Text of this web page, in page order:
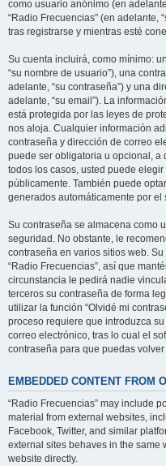
como usuario anónimo (en
“Radio Frecuencias” (en adelante,
tras registrarse y mientras esté
Su cuenta incluirá, como mínimo:
“su nombre de usuario”), una
adelante, “su contraseña”) y una
adelante, “su email”). La
está protegida por las leyes de
nos aloja. Cualquier información
contraseña y dirección de correo
puede ser obligatoria u opcional, a
todos los casos, usted puede
públicamente. También puede
generados automáticamente por el
Su contraseña se almacena como
seguridad. No obstante, le
contraseña en varios sitios web.
“Radio Frecuencias”, así que
circunstancia le pedirá nadie
terceros su contraseña de forma
utilizar la función “Olvidé mi
proceso requiere que introduzca
correo electrónico, tras lo cual el
contraseña para que puedas
EMBEDDED CONTENT FROM
“Radio Frecuencias” may include
material from external websites,
Facebook, Twitter, and similar
external sites behaves in the same
website directly.